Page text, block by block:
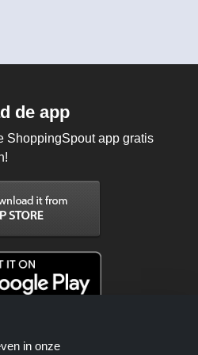
de app
ShoppingSpout app gratis
in onze